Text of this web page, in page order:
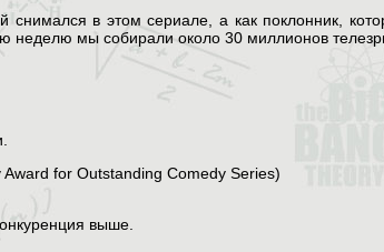
снимался в этом сериале, а как поклонник,
неделю мы собирали около 30 миллионов
for Outstanding Comedy Series)
выше.